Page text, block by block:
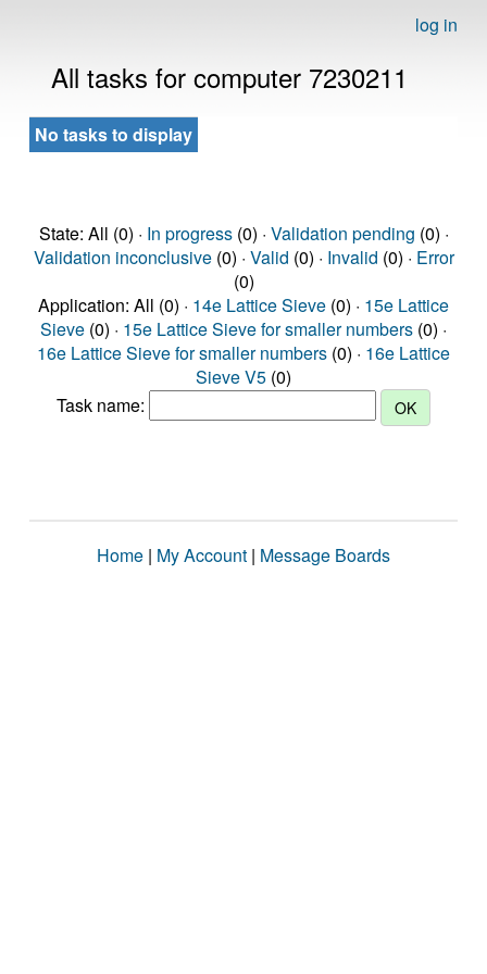
log in
All tasks for computer 7230211
No tasks to display
State: All (0) · In progress(0) · Validation pending (0) ·
Validation inconclusive(0) · Valid (0) · Invalid (0) · Error
(0)
Application: All (0) · 14e Lattice Sieve (0) · 15e Lattice
Sieve (0) · 15e Lattice Sieve for smaller numbers (0) ·
16e Lattice Sieve for smaller numbers (0) · 16e Lattice
Sieve V5 (0)
Task name:
Home | My Account | Message Boards